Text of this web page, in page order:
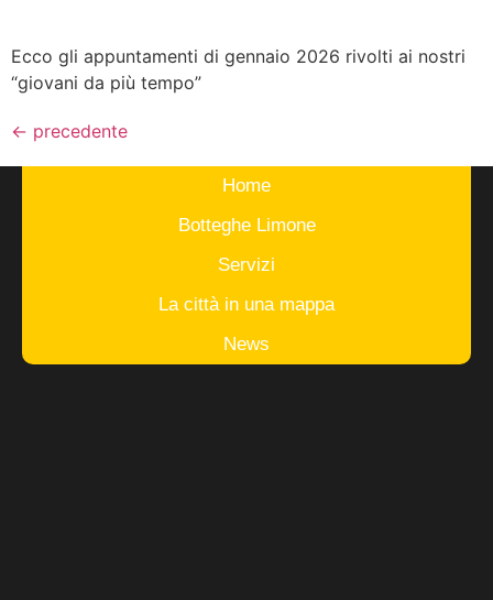
Ecco gli appuntamenti di gennaio 2026 rivolti ai nostri
“giovani da più tempo”
← precedente
Home
Botteghe Limone
Servizi
La città in una mappa
News